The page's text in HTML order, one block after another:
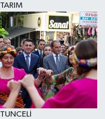
TARIM
TUNCELİ